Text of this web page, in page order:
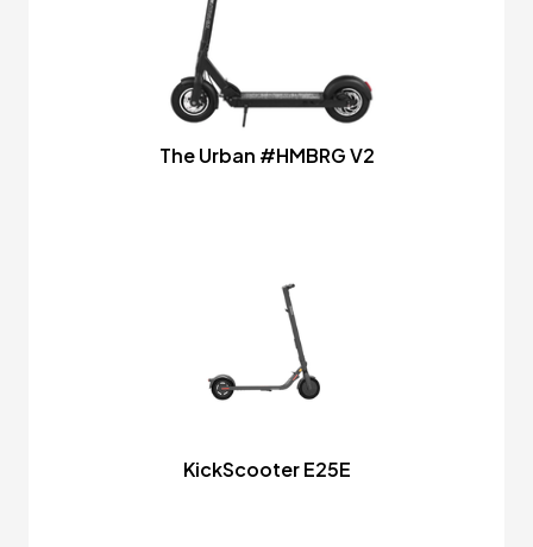
The Urban #HMBRG V2
KickScooter E25E